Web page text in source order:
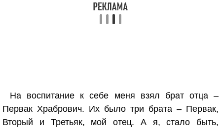
На воспитание к себе меня взял брат отца –
Первак Храбрович. Их было три брата – Первак,
Вторый и Третьяк, мой отец. А я, стало быть,